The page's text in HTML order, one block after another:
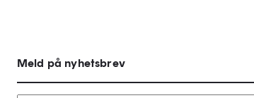
Meld på nyhetsbrev